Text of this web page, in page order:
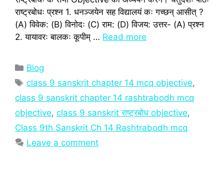
राष्ट्रबोधः प्रश्‍न 1. धनञ्जयेन सह विद्यालयं कः गच्छन् आसीत् ?
(A) विवेक: (B) विनोदः (C) राम: (D) विजय: उत्तर- (A) प्रश्‍न
2. यायावरः बालकः कूपीम् … Read more
Categories
Blog
Tags
class 9 sanskrit chapter 14 mcq objective,
class 9 sanskrit chapter 14 rashtrabodh mcq
objective, class 9 sanskrit राष्ट्रबोध objective,
Class 9th Sanskrit Ch 14 Rashtrabodh mcq
Leave a comment